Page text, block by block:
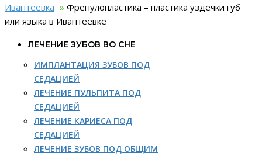
Ивантеевка » Френулопластика – пластика уздечки губ
или языка в Ивантеевке
ЛЕЧЕНИЕ ЗУБОВ ВО СНЕ
ИМПЛАНТАЦИЯ ЗУБОВ ПОД
СЕДАЦИЕЙ
ЛЕЧЕНИЕ ПУЛЬПИТА ПОД
СЕДАЦИЕЙ
ЛЕЧЕНИЕ КАРИЕСА ПОД
СЕДАЦИЕЙ
ЛЕЧЕНИЕ ЗУБОВ ПОД ОБЩИМ